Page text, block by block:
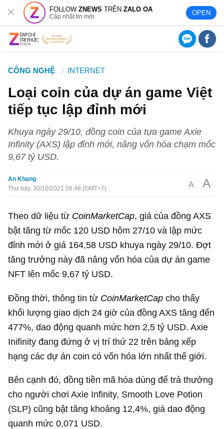
FOLLOWZNEWS TRÊNZALO OA
Cập nhật tin mới OPEN
CÔNG NGHỆ INTERNET
Loại coin của dự án game Việt
tiếp tục lập đỉnh mới
Khuya ngày 29/10, đồng coin của tựa game Axie
Infinity (AXS) lập đỉnh mới, nâng vốn hóa chạm mốc
9,67 tỷ USD.
An Khang
Thứ bảy, 30/10/2021 08:48 (GMT+7)
A A
Theo dữ liệu từ CoinMarketCap, giá của đồng AXS
bật tăng từ mốc 120 USD hôm 27/10 và lập mức
đỉnh mới ở giá 164,58 USD khuya ngày 29/10. Đợt
tăng trưởng này đã nâng vốn hóa của dự án game
NFT lên mốc9,67 tỷ USD.
Đồng thời, thông tin từ CoinMarketCap cho thấy
khối lượng giao dịch 24 giờ của đồng AXS tăng đến
477%, dao động quanh mức hơn 2,5 tỷ USD. Axie
Inifinity đang đứng ở vị trí thứ 22 trên bảng xếp
hạng các dự án coin có vốn hóa lớn nhất thế giới.
Bên cạnh đó, đồng tiền mã hóa dùng để trả thưởng
cho người chơi Axie Infinity, Smooth Love Potion
(SLP) cũng bật tăng khoảng 12,4%, giá dao động
quanh mức0,071 USD.